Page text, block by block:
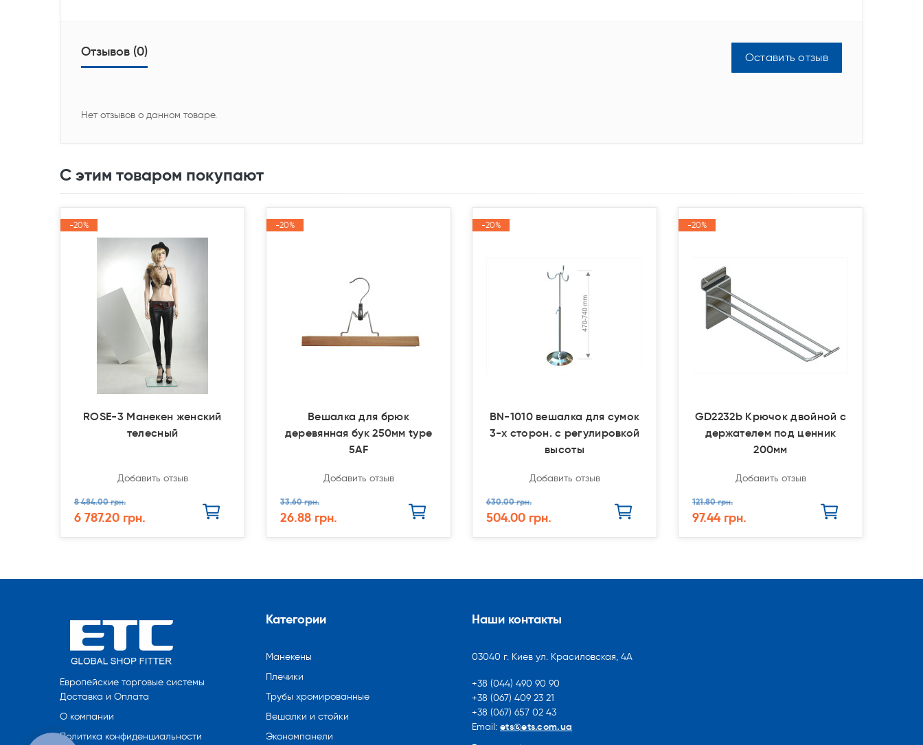
Отзывов (0) Оставить отзыв
Нет отзывов о данном товаре.
С этим товаром покупают
-20%
-20%
ROSE-3 Манекен женский
телесный
Добавить отзыв
8 484.00 грн.
6 787.20 грн.
-20%
-20%
Вешалка для брюк
деревянная бук 250мм type
5AF
Добавить отзыв
33.60 грн.
26.88 грн.
-20%
-20%
BN-1010 вешалка для сумок
3-х сторон. с регулировкой
высоты
Добавить отзыв
630.00 грн.
504.00 грн.
-20%
-20%
GD2232b Крючок двойной с
держателем под ценник
200мм
Добавить отзыв
121.80 грн.
97.44 грн.
Европейские торговые системы
Доставка и Оплата
О компании
Политика конфиденциальности
Категории
Манекены
Плечики
Трубы хромированные
Вешалки и стойки
Экономпанели
Наши контакты
03040 г. Киев ул. Красиловская, 4А
+38 (044) 490 90 90
+38 (067) 409 23 21
+38 (067) 657 02 43
Email: ets@ets.com.ua